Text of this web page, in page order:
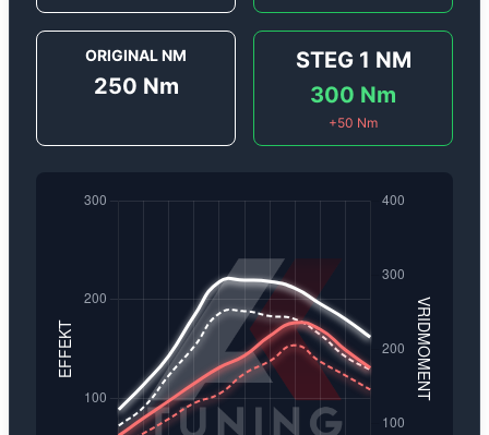
ORIGINAL NM
250 Nm
STEG 1 NM
300 Nm
+50 Nm